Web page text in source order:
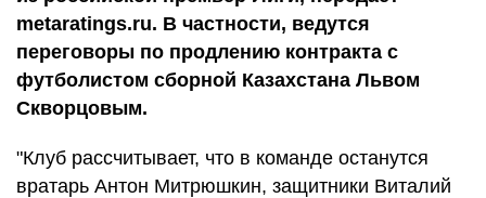
metaratings.ru. В частности, ведутся
переговоры по продлению контракта с
футболистом сборной Казахстана Львом
Скворцовым.
"Клуб рассчитывает, что в команде останутся
вратарь Антон Митрюшкин, защитники Виталий